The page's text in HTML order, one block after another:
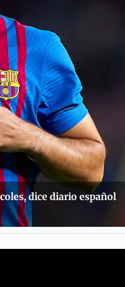
dice diario español